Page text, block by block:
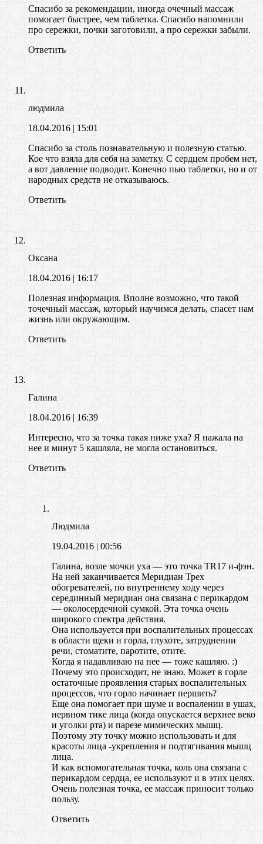
Спасибо за рекомендации, иногда очечный массаж
помогает быстрее, чем таблетка. Спасибо напомнили
про сережки, почки заготовили, а про сережки забыли.
Ответить
людмила
18.04.2016 | 15:01
Спасибо за столь познавательную и полезную статью.
Кое что взяла для себя на заметку. С сердцем пробем нет,
а вот давление подводит. Конечно пью таблетки, но и от
народных средств не отказываюсь.
Ответить
Оксана
18.04.2016 | 16:17
Полезная информация. Вполне возможно, что такой
точечный массаж, который научимся делать, спасет нам
жизнь или окружающим.
Ответить
Галина
18.04.2016 | 16:39
Интересно, что за точка такая ниже уха? Я нажала на
нее и минут 5 кашляла, не могла остановиться.
Ответить
Людмила
19.04.2016 | 00:56
Галина, возле мочки уха — это точка TR17 и-фэн.
На ней заканчивается Меридиан Трех
обогревателей, по внутреннему ходу через
серединный меридиан она связана с перикардом
— околосердечной сумкой. Эта точка очень
широкого спектра действия.
Она используется при воспалительных процессах
в области щеки и горла, глухоте, затруднении
речи, стоматите, паротите, отите.
Когда я надавливаю на нее — тоже кашляю. :)
Почему это происходит, не знаю. Может в горле
остаточные проявления старых воспалительных
процессов, что горло начинает першить?
Еще она помогает при шуме и воспалении в ушах,
нервном тике лица (когда опускается верхнее веко
и уголки рта) и парезе мимических мышц.
Поэтому эту точку можно использовать и для
красоты лица -укрепления и подтягивания мышц
лица.
И как вспомогательная точка, коль она связана с
перикардом сердца, ее используют и в этих целях.
Очень полезная точка, ее массаж приносит только
пользу.
Ответить